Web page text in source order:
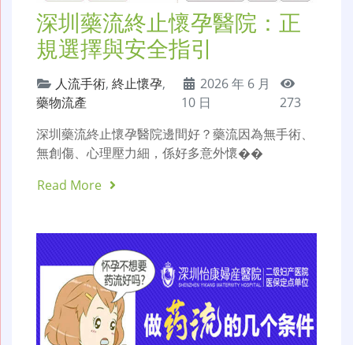
深圳藥流終止懷孕醫院：正
規選擇與安全指引
人流手術, 終止懷孕,
藥物流產
2026 年 6 月
10 日
273
深圳藥流終止懷孕醫院邊間好？藥流因為無手術、
無創傷、心理壓力細，係好多意外懷��
Read More